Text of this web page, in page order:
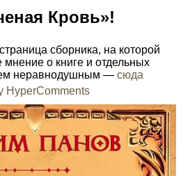
Кровь»!
сборника, на которой
мнение о книге и отдельных
неравнодушным — сюда
HyperComments